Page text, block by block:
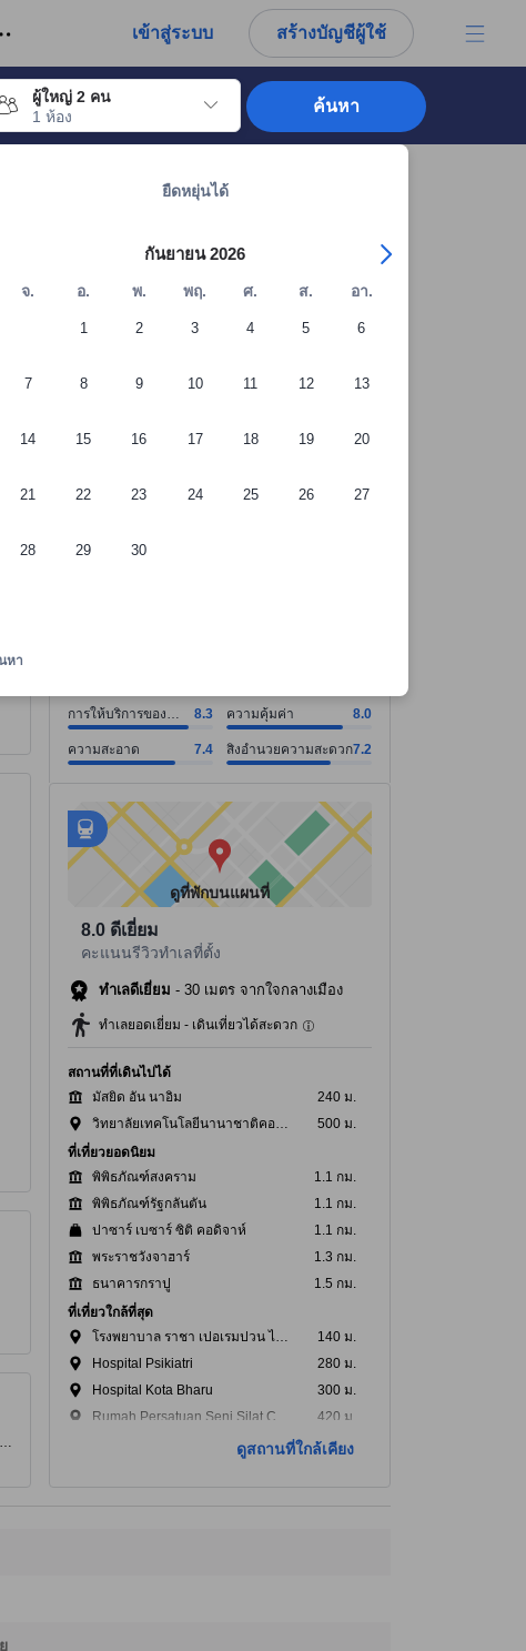
เข้าสู่ระบบ สร้างบัญชีผู้ใช้
ผู้ใหญ่ 2 คน
1 ห้อง
ไปถึงวันเช็คอินที่ต้องการ ให้กดปุ่ม Enter เพื่อเลือกวันเช็คอินดังกล่าว ทำซ้ำขั้นตอ
ยืดหยุ่นได้
กันยายน 2026
จ. อ. พ. พฤ. ศ. ส. อา.
1 2 3 4 5 6
7 8 9 10 11 12 13
14 15 16 17 18 19 20
21 22 23 24 25 26 27
28 29 30
หา
ค้นหา
การให้บริการของ
พนักงาน
8.3 ความคุ้มค่า 8.0
ความสะอาด 7.4 สิ่งอำนวยความสะดวก7.2
tooltip
อยู่ใกล้
สถานีขนส่ง Kota Bharu - ระยะ 0.95 กม.
ดูที่พักบนแผนที่
8.0 ดีเยี่ยม
คะแนนรีวิวทำเลที่ตั้ง
ทำเลดีเยี่ยม - 30 เมตร จากใจกลางเมือง
ทำเลยอดเยี่ยม - เดินเที่ยวได้สะดวก
สถานที่ที่เดินไปได้
มัสยิด อัน นาอิม
240 ม.
วิทยาลัยเทคโนโลยีนานาชาติคอสโมพอยต์
500 ม.
ที่เที่ยวยอดนิยม
พิพิธภัณฑ์สงคราม
1.1 กม.
พิพิธภัณฑ์รัฐกลันตัน
1.1 กม.
ปาซาร์ เบซาร์ ซิติ คอดิจาห์
1.1 กม.
พระราชวังจาฮาร์
1.3 กม.
ธนาคารกราปู
1.5 กม.
ที่เที่ยวใกล้ที่สุด
โรงพยาบาล ราชา เปอเรมปวน ไซย์นับ2
140 ม.
Hospital Psikiatri
280 ม.
Hospital Kota Bharu
300 ม.
420 ม.
สำนักงานตรวจคนเข้าเมือง
500 ม.
ดูสถานที่ใกล้เคียง
บการณ์ตรงของผู้เข้าพักอย่างแท้จริง